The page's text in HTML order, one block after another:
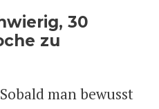
30
zu
man bewusst